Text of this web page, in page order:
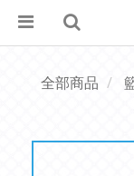
全部商品